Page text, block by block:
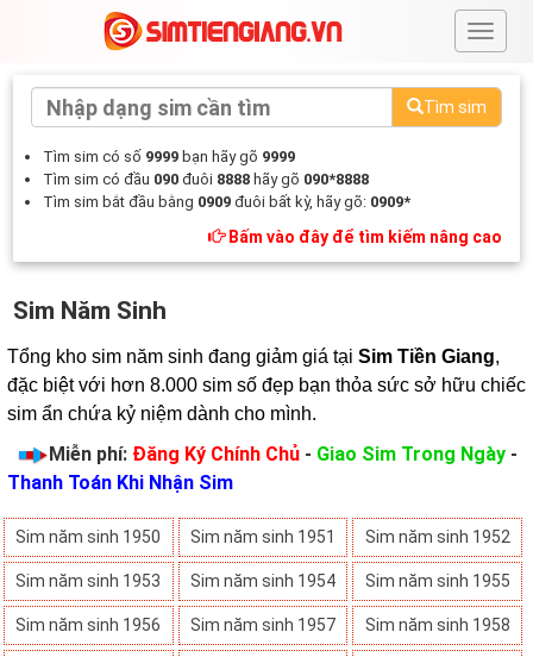
#
Tìm sim
Tìm sim có số 9999 bạn hãy gõ 9999
Tìm sim có đầu 090 đuôi 8888 hãy gõ 090*8888
Tìm sim bắt đầu bằng 0909 đuôi bất kỳ, hãy gõ: 0909*
Bấm vào đây để tìm kiếm nâng cao
Sim Năm Sinh
Tổng kho sim năm sinh đang giảm giá tại Sim Tiền Giang,
đặc biệt với hơn 8.000 sim số đẹp bạn thỏa sức sở hữu chiếc
sim ẩn chứa kỷ niệm dành cho mình.
Miễn phí: Đăng Ký Chính Chủ - Giao Sim Trong Ngày -
Thanh Toán Khi Nhận Sim
Sim năm sinh 1950 Sim năm sinh 1951 Sim năm sinh 1952
Sim năm sinh 1953 Sim năm sinh 1954 Sim năm sinh 1955
Sim năm sinh 1956 Sim năm sinh 1957 Sim năm sinh 1958